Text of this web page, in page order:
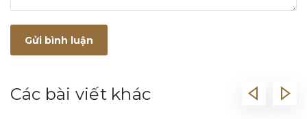
Gửi bình luận
Các bài viết khác